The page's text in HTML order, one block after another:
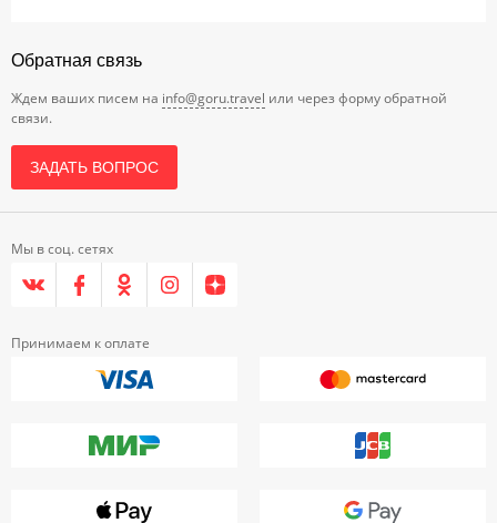
Обратная связь
Ждем ваших писем на info@goru.travel или через форму обратной
связи.
ЗАДАТЬ ВОПРОС
Мы в соц. сетях
Принимаем к оплате